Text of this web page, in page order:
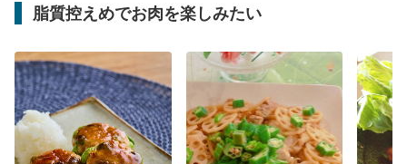
脂質控えめでお肉を楽しみたい